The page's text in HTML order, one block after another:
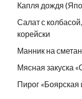
Капля дождя
Салат с
корейски
Манник на
Мясная закуска
Пирог «Боярская